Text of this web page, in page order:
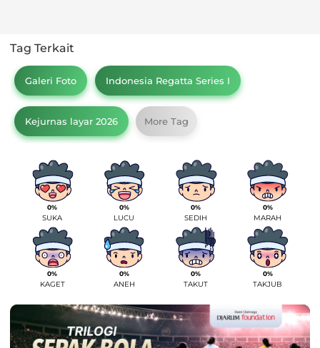
Tag Terkait
Galeri Foto Indonesia Regatta Series I
Kejurnas layar 2026 More Tag
0%
SUKA
0%
LUCU
0%
SEDIH
0%
MARAH
0%
KAGET
0%
ANEH
0%
TAKUT
0%
TAKJUB